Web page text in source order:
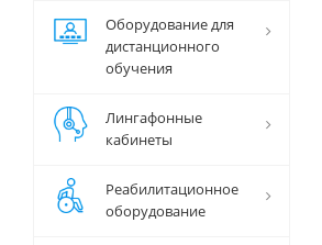
Оборудование для
дистанционного
обучения
Лингафонные
кабинеты
Реабилитационное
оборудование